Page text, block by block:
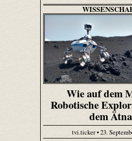
Wie auf dem
Robotische
dem Ätna
tvi.ticker • 23.